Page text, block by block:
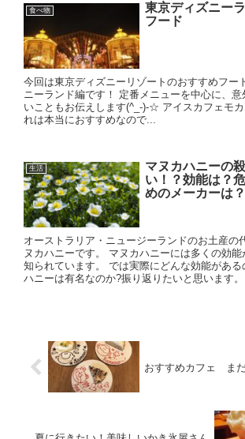
食べ物
東京ディズニー
フード
今回は東京ディズニーリゾートのおすすめフー
ニーランド編です！ 定番メニューを中心に、
いこともお伝えします(^_-)-☆ アイスカフェモ
れは本当におすすめなので...
生活
マヌカハニーの
い！？効能は？
めのメーカーは？
オーストラリア・ニュージーランドのお土産の
ヌカハニーです。 マヌカハニーには多くの効能
知られています。 では実際にどんな効能がある
ハニーは有名なのか?振り返りたいと思います。
おすすめカフェ まだ